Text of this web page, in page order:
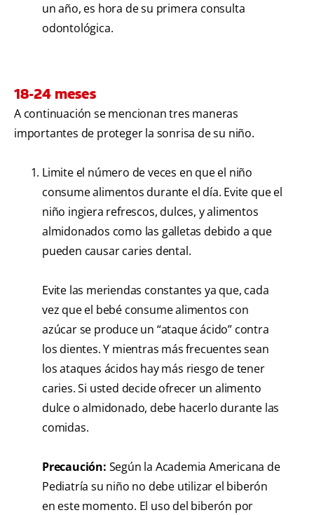
un año, es hora de su primera consulta
odontológica.
18-24 meses
A continuación se mencionan tres maneras
importantes de proteger la sonrisa de su niño.
Limite el número de veces en que el niño
consume alimentos durante el día. Evite que el
niño ingiera refrescos, dulces, y alimentos
almidonados como las galletas debido a que
pueden causar caries dental.
Evite las meriendas constantes ya que, cada
vez que el bebé consume alimentos con
azúcar se produce un “ataque ácido” contra
los dientes. Y mientras más frecuentes sean
los ataques ácidos hay más riesgo de tener
caries. Si usted decide ofrecer un alimento
dulce o almidonado, debe hacerlo durante las
comidas.
Precaución: Según la Academia Americana de
Pediatría su niño no debe utilizar el biberón
en este momento. El uso del biberón por